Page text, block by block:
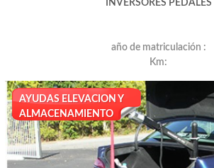
INVERSORES PEDALES
año de matriculación :
Km:
AYUDAS ELEVACION Y
ALMACENAMIENTO